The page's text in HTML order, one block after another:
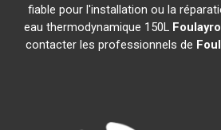
fiable pour l'installation ou la
eau thermodynamique 150L
contacter les professionnels de